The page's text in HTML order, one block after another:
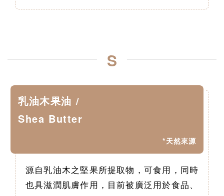
S
乳油木果油 /
Shea Butter
*天然來源
源自乳油木之堅果所提取物，可食用，同時
也具滋潤肌膚作用，目前被廣泛用於食品、